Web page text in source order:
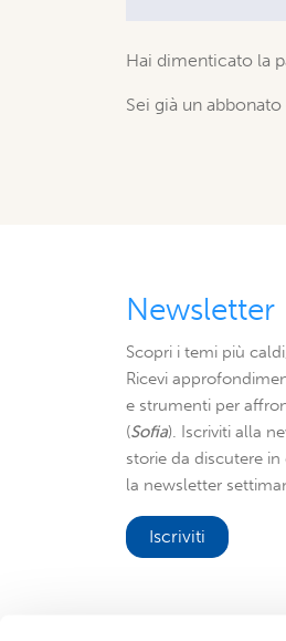
Hai dimenticato la
Sei già un
Newsletter
Scopri i temi più
Ricevi
e strumenti per
(Sofia). Iscriviti alla
storie da discutere in
la newsletter
Iscriviti